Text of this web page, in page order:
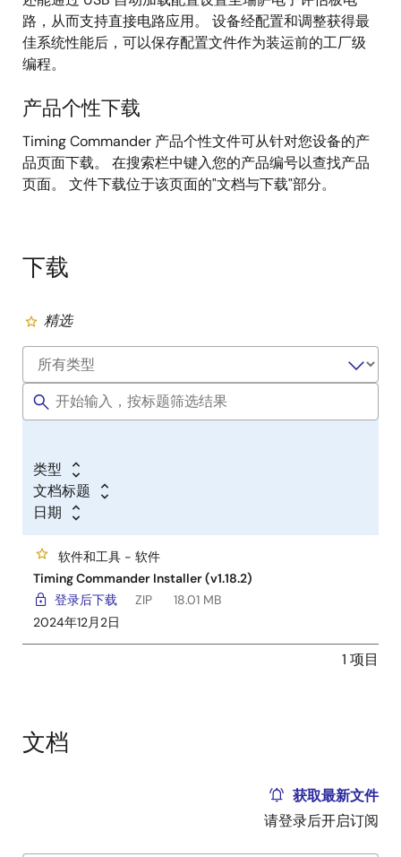
路，从而支持直接电路应用。 设备经配置和调整获得最
佳系统性能后，可以保存配置文件作为装运前的工厂级
编程。
产品个性下载
Timing Commander 产品个性文件可从针对您设备的产
品页面下载。 在搜索栏中键入您的产品编号以查找产品
页面。 文件下载位于该页面的"文档与下载"部分。
下载
精选
类型
文档标题
日期
软件和工具 - 软件
Timing Commander Installer (v1.18.2)
登录后下载
ZIP
18.01 MB
2024年12月2日
1 项目
文档
获取最新文件
请登录后开启订阅